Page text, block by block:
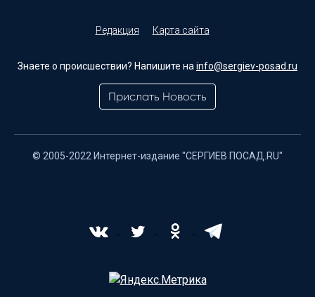
Редакция Карта сайта
Знаете о происшествии? Напишите на info@sergiev-posad.ru
Прислать Новость
© 2005-2022 Интернет-издание "СЕРГИЕВ ПОСАД.RU"